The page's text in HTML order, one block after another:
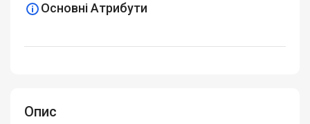
Опис
Основні Атрибути